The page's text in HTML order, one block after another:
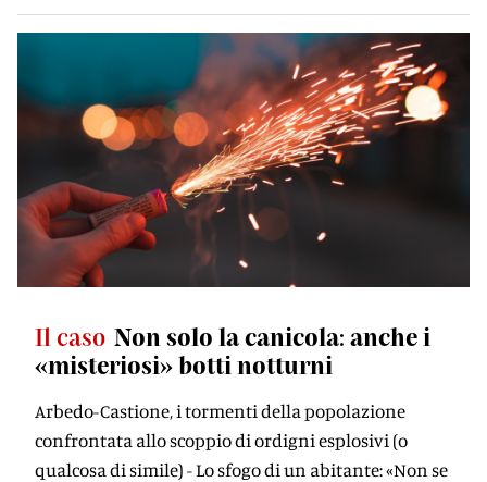
Il caso Non solo la canicola: anche i
«misteriosi» botti notturni
Arbedo-Castione, i tormenti della popolazione
confrontata allo scoppio di ordigni esplosivi (o
qualcosa di simile) - Lo sfogo di un abitante: «Non se